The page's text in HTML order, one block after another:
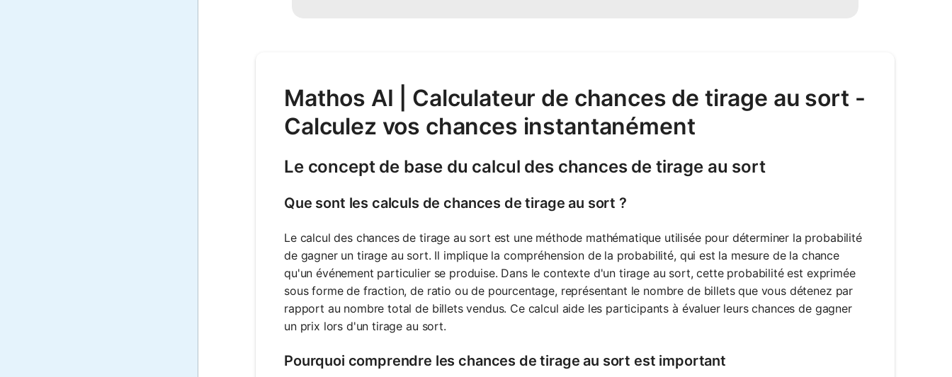
Mathos AI | Calculateur de chances de tirage au sort -
Calculez vos chances instantanément
Le concept de base du calcul des chances de tirage au sort
Que sont les calculs de chances de tirage au sort ?
Le calcul des chances de tirage au sort est une méthode mathématique utilisée pour déterminer la probabilité
de gagner un tirage au sort. Il implique la compréhension de la probabilité, qui est la mesure de la chance
qu'un événement particulier se produise. Dans le contexte d'un tirage au sort, cette probabilité est exprimée
sous forme de fraction, de ratio ou de pourcentage, représentant le nombre de billets que vous détenez par
rapport au nombre total de billets vendus. Ce calcul aide les participants à évaluer leurs chances de gagner
un prix lors d'un tirage au sort.
Pourquoi comprendre les chances de tirage au sort est important